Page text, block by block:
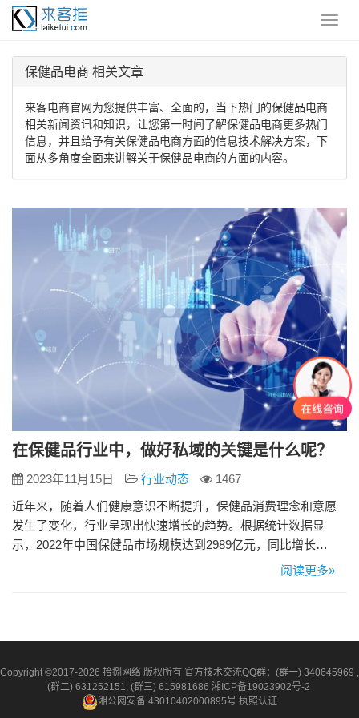
保健品电商 相关文章
来客电商官网为您提供丰富、全面的，当下热门的保健品电商
相关新闻资讯和知识，让您第一时间了解保健品电商更多热门
信息，并且给予有关保健品电商方面的信息技术解决方案，下
面从多角度全面来讲解关于保健品电商的方面的内容。
在保健品行业中，做好私域的关键是什么呢？
2023年11月15日 行业动态
1467
近年来，随着人们健康意识不断提升，保健品消费理念和意愿
发生了变化，行业呈现出快速增长的趋势。根据统计数据显
示，2022年中国保健品市场规模达到2989亿元，同比增长
10.4%，预计2023年有望达到3282亿元。 然而，目前行业存在
轻人开…
阅读更多»
Copyright ©2017-2026 拾捌网络 版权所有 官方技术交流QQ群：(群一) 340645969 ,
(群二) 631252151, (群三) 615981686 湘ICP备19023902号-2
湘公网安备 43010402000895号 执照认证